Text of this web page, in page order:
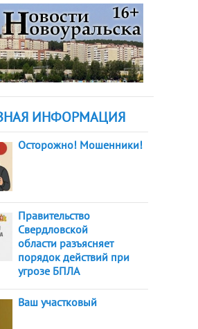
ИНФОРМАЦИЯ
Осторожно! Мошенники!
Правительство
Свердловской
области разъясняет
порядок действий при
угрозе БПЛА
Ваш участковый